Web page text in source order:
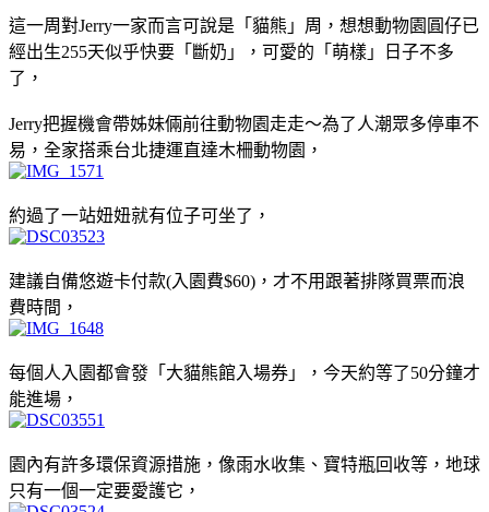
這一周對Jerry一家而言可說是「貓熊」周，想想動物園圓仔已
經出生255天似乎快要「斷奶」，可愛的「萌樣」日子不多
了，
Jerry把握機會帶姊妹倆前往動物園走走～為了人潮眾多停車不
易，全家搭乘台北捷運直達木柵動物園，
約過了一站妞妞就有位子可坐了，
建議自備悠遊卡付款(入園費$60)，才不用跟著排隊買票而浪
費時間，
每個人入園都會發「大貓熊館入場券」，今天約等了50分鐘才
能進場，
園內有許多環保資源措施，像雨水收集、寶特瓶回收等，地球
只有一個一定要愛護它，